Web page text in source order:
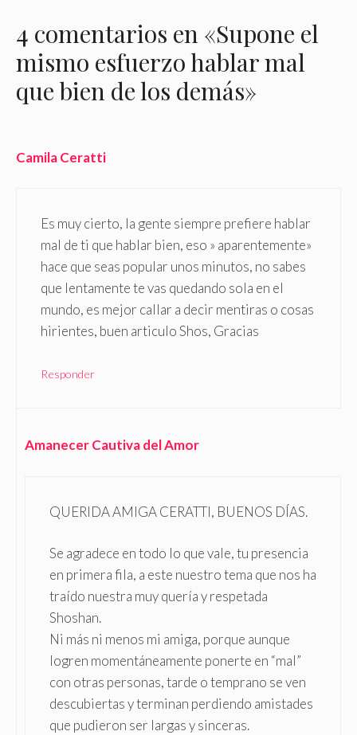
4 comentarios en «Supone el
mismo esfuerzo hablar mal
que bien de los demás»
Camila Ceratti
Es muy cierto, la gente siempre prefiere hablar
mal de ti que hablar bien, eso » aparentemente»
hace que seas popular unos minutos, no sabes
que lentamente te vas quedando sola en el
mundo, es mejor callar a decir mentiras o cosas
hirientes, buen articulo Shos, Gracias
Responder
Amanecer Cautiva del Amor
QUERIDA AMIGA CERATTI, BUENOS DÍAS.
Se agradece en todo lo que vale, tu presencia
en primera fila, a este nuestro tema que nos ha
traído nuestra muy quería y respetada
Shoshan.
Ni más ni menos mi amiga, porque aunque
logren momentáneamente ponerte en “mal”
con otras personas, tarde o temprano se ven
descubiertas y terminan perdiendo amistades
que pudieron ser largas y sinceras.